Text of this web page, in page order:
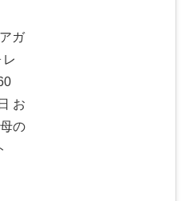
ガ
お
の